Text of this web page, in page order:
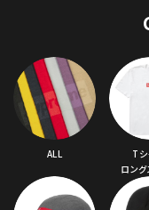
ALL
Tシ
ロング